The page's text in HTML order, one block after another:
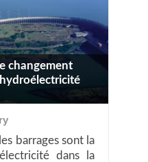
changement
barrages sont la
dans la